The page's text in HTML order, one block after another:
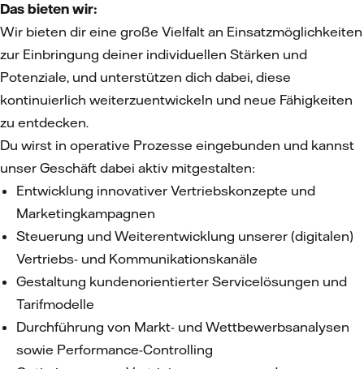
Das bieten wir:
Wir bieten dir eine große Vielfalt an Einsatzmöglichkeiten
zur Einbringung deiner individuellen Stärken und
Potenziale, und unterstützen dich dabei, diese
kontinuierlich weiterzuentwickeln und neue Fähigkeiten
zu entdecken.
Du wirst in operative Prozesse eingebunden und kannst
unser Geschäft dabei aktiv mitgestalten:
Entwicklung innovativer Vertriebskonzepte und
Marketingkampagnen
Steuerung und Weiterentwicklung unserer (digitalen)
Vertriebs- und Kommunikationskanäle
Gestaltung kundenorientierter Servicelösungen und
Tarifmodelle
Durchführung von Markt- und Wettbewerbsanalysen
sowie Performance-Controlling